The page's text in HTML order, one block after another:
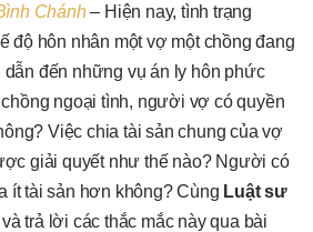
Chánh– Hiện nay, tình trạng
độ hôn nhân một vợ một chồng đang
đến những vụ án ly hôn phức
ngoại tình, người vợ có quyền
Việc chia tài sản chung của vợ
giải quyết như thế nào? Người có
ít tài sản hơn không? Cùng Luật sư
trả lời các thắc mắc này qua bài